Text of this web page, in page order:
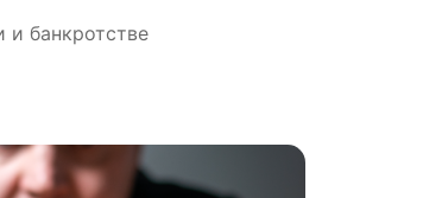
банкротстве